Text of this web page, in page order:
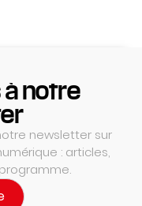
à notre
newsletter sur
: articles,